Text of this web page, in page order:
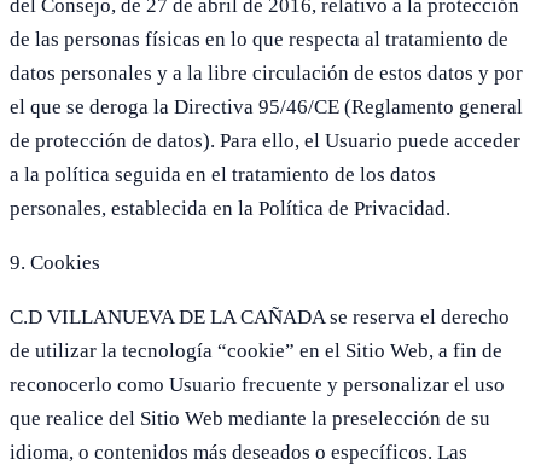
del Consejo, de 27 de abril de 2016, relativo a la protección
de las personas físicas en lo que respecta al tratamiento de
datos personales y a la libre circulación de estos datos y por
el que se deroga la Directiva 95/46/CE (Reglamento general
de protección de datos). Para ello, el Usuario puede acceder
a la política seguida en el tratamiento de los datos
personales, establecida en la Política de Privacidad.
9. Cookies
C.D VILLANUEVA DE LA CAÑADA se reserva el derecho
de utilizar la tecnología “cookie” en el Sitio Web, a fin de
reconocerlo como Usuario frecuente y personalizar el uso
que realice del Sitio Web mediante la preselección de su
idioma, o contenidos más deseados o específicos. Las